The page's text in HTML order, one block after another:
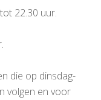
22.30 uur.
die op dinsdag-
volgen en voor